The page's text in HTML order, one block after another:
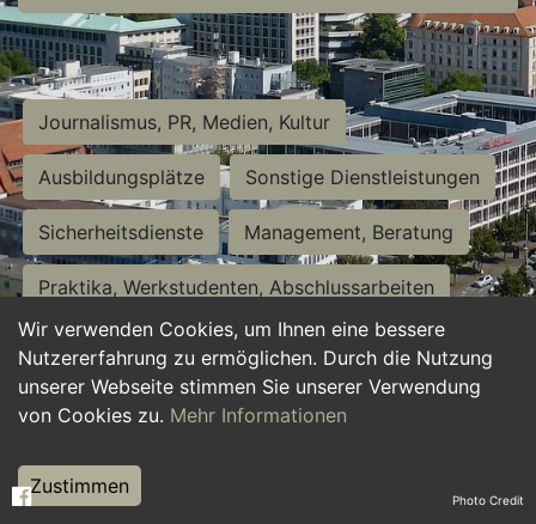
Wir verwenden Cookies, um Ihnen eine bessere
Nutzererfahrung zu ermöglichen. Durch die Nutzung
unserer Webseite stimmen Sie unserer Verwendung
von Cookies zu. Mehr Informationen
Zustimmen
Journalismus, PR, Medien, Kultur
Ausbildungsplätze Sonstige Dienstleistungen
Sicherheitsdienste Management, Beratung
Praktika, Werkstudenten, Abschlussarbeiten
Personalwesen Assistenz, Sekretariat
Hilfskräfte, Aushilfs- und Nebenjobs
Weiterbildung, Studium, duale Ausbildung Photo Credit